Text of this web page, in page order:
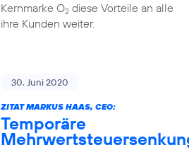
Kernmarke O2diese Vorteile an alle
ihre Kunden weiter.
30. Juni 2020
ZITAT MARKUS HAAS, CEO:
Temporäre